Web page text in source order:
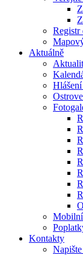
Registr
Aktuálně
Kontakty